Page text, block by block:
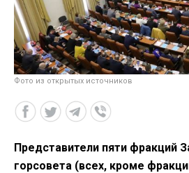
Фото из открытых источников
Представители пяти фракций
горсовета (всех, кроме